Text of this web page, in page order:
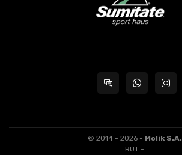
© 2014 - 2026 - Molik S.A.
RUT -